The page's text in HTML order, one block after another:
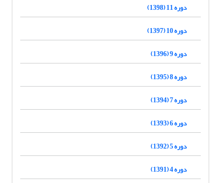
دوره 11 (1398)
دوره 10 (1397)
دوره 9 (1396)
دوره 8 (1395)
دوره 7 (1394)
دوره 6 (1393)
دوره 5 (1392)
دوره 4 (1391)